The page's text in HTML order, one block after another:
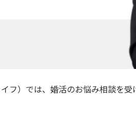
フ）では、婚活のお悩み相談を受